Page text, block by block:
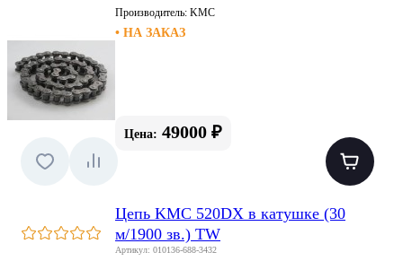
Производитель: KMC
• НА ЗАКАЗ
Цена: 49000 ₽
Цепь KMC 520DX в катушке (30
м/1900 зв.) TW
Артикул: 010136-688-3432